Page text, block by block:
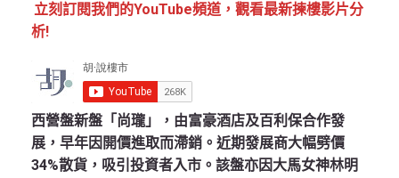
立刻訂閱我們的YouTube頻道，觀看最新揀樓影片分
析!
西營盤新盤「尚瓏」，由富豪酒店及百利保合作發
展，早年因開價進取而滯銷。近期發展商大幅劈價
34%散貨，吸引投資者入市。該盤亦因大馬女神林明